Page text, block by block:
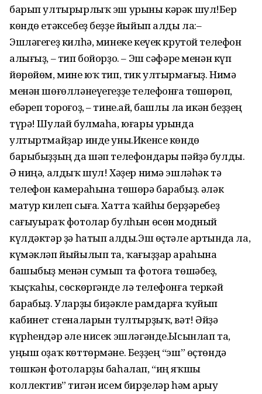
барып ултырыр­лыҡ эш урыны кәрәк шул!Бер
көндө етәксебеҙ беҙҙе йыйып алды ла:–
Эшләгегеҙ килһә, минеке кеүек крутой телефон
алығыҙ, – тип бойорҙо. – Эш сәфәре менән күп
йөрөйөм, мине юҡ тип, тик ул­тыр­мағыҙ. Нимә
менән шөғөл­ләнеүе­геҙҙе телефонға төшөрөп,
ебәреп тороғоҙ, – тине.Һай, башлы ла икән беҙҙең
түрә! Шулай булмаһа, юғары урында
ултыртмайҙар инде уны.Икенсе көндө
барыбыҙҙың да шәп телефондары пәйҙә булды.
Ә ниңә, алдыҡ шул! Хәҙер нимә эшләһәк тә
телефон камераһына төшөрә барабыҙ. Һәләк
матур килеп сыға. Хатта ҡайһы берҙәребеҙ
сағыуыраҡ фотолар булһын өсөн модный
күлдәктәр ҙә һатып алды.Эш өҫтәле артында ла,
күмәкләп йыйылып та, ҡағыҙҙар араһына
башыбыҙ менән сумып та фотоға төшәбеҙ,
ҡыҫҡаһы, сөскөргәнде лә телефонға теркәй
барабыҙ. Уларҙы биҙәкле рамдарға ҡуйып
кабинет стеналарын тултырҙыҡ, вәт! Әйҙә
күрһендәр әле нисек эшләгәнде.Ысынлап та,
уңыш оҙаҡ көт­төрмәне. Беҙҙең “эш” өҫтөндә
төшкән фотоларҙы баһалап, “иң яҡшы
коллектив” тигән исем бирҙеләр һәм арыу